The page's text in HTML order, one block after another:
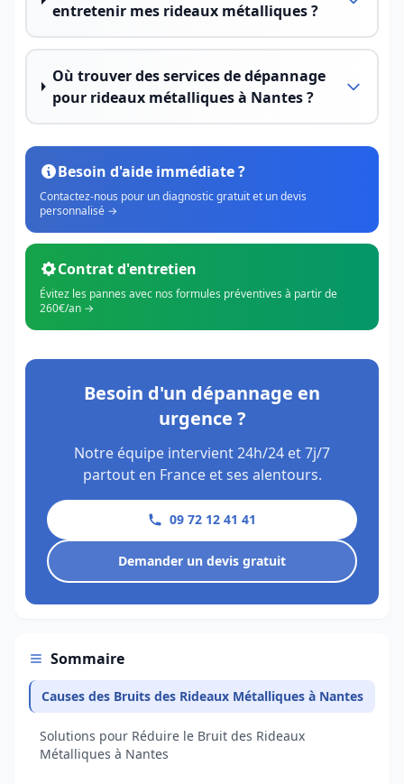
entretenir mes rideaux métalliques ?
Où trouver des services de dépannage
pour rideaux métalliques à Nantes ?
Besoin d'aide immédiate ?
Contactez-nous pour un diagnostic gratuit et un devis
personnalisé →
Contrat d'entretien
Évitez les pannes avec nos formules préventives à partir de
260€/an →
Besoin d'un dépannage en
urgence ?
Notre équipe intervient 24h/24 et 7j/7
partout en France et ses alentours.
09 72 12 41 41
Demander un devis gratuit
Sommaire
Causes des Bruits des Rideaux Métalliques à Nantes
Solutions pour Réduire le Bruit des Rideaux
Métalliques à Nantes